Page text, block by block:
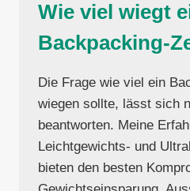
Wie viel wiegt
Backpacking-
Die Frage wie viel ein
wiegen sollte, lässt sich
beantworten. Meine
Leichtgewichts- und
bieten den besten